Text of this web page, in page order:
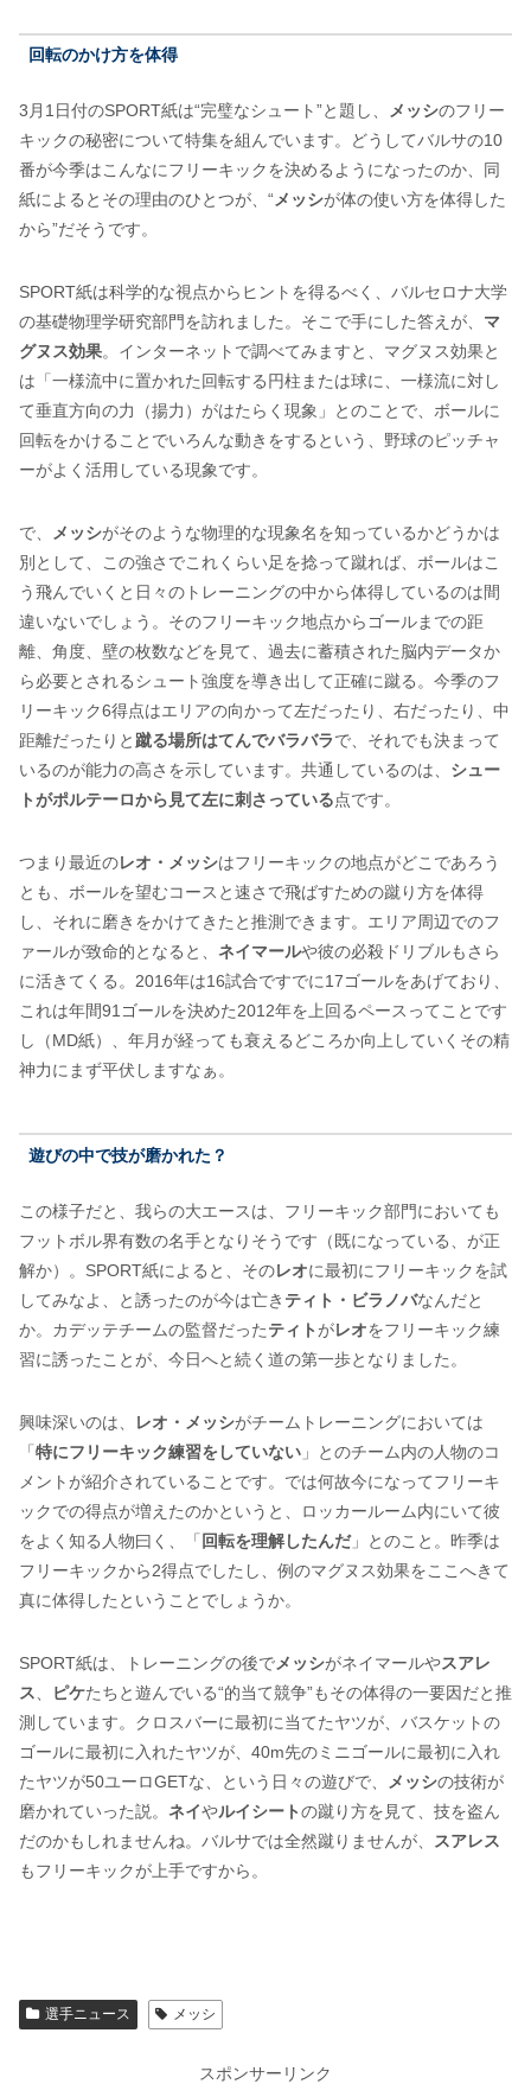
回転のかけ方を体得
3月1日付のSPORT紙は“完璧なシュート”と題し、 メッシのフリー
キックの秘密について特集を組んでいます。どうしてバルサの10
番が今季はこんなにフリーキックを決めるようになったのか、同
紙によるとその理由のひとつが、“ メッシが体の使い方を体得した
から”だそうです。
SPORT紙は科学的な視点からヒントを得るべく、バルセロナ大学
の基礎物理学研究部門を訪れました。そこで手にした答えが、 マ
グヌス効果。インターネットで調べてみますと、マグヌス効果と
は「一様流中に置かれた回転する円柱または球に、一様流に対し
て垂直方向の力（揚力）がはたらく現象」とのことで、ボールに
回転をかけることでいろんな動きをするという、野球のピッチャ
ーがよく活用している現象です。
で、 メッシがそのような物理的な現象名を知っているかどうかは
別として、この強さでこれくらい足を捻って蹴れば、ボールはこ
う飛んでいくと日々のトレーニングの中から体得しているのは間
違いないでしょう。そのフリーキック地点からゴールまでの距
離、角度、壁の枚数などを見て、過去に蓄積された脳内データか
ら必要とされるシュート強度を導き出して正確に蹴る。今季のフ
リーキック6得点はエリアの向かって左だったり、右だったり、中
距離だったりと 蹴る場所はてんでバラバラで、それでも決まって
いるのが能力の高さを示しています。共通しているのは、 シュー
トがポルテーロから見て左に刺さっている点です。
つまり最近のレオ・メッシはフリーキックの地点がどこであろう
とも、ボールを望むコースと速さで飛ばすための蹴り方を体得
し、それに磨きをかけてきたと推測できます。エリア周辺でのフ
ァールが致命的となると、 ネイマールや彼の必殺ドリブルもさら
に活きてくる。2016年は16試合ですでに17ゴールをあげており、
これは年間91ゴールを決めた2012年を上回るペースってことです
し（MD紙）、年月が経っても衰えるどころか向上していくその精
神力にまず平伏しますなぁ。
遊びの中で技が磨かれた？
この様子だと、我らの大エースは、フリーキック部門においても
フットボル界有数の名手となりそうです（既になっている、が正
解か）。SPORT紙によると、そのレオに最初にフリーキックを試
してみなよ、と誘ったのが今は亡き ティト・ビラノバなんだと
か。カデッテチームの監督だったティト がレオをフリーキック練
習に誘ったことが、今日へと続く道の第一歩となりました。
興味深いのは、 レオ・メッシがチームトレーニングにおいては
「特にフリーキック練習をしていない 」とのチーム内の人物のコ
メントが紹介されていることです。では何故今になってフリーキ
ックでの得点が増えたのかというと、ロッカールーム内にいて彼
をよく知る人物曰く、「回転を理解したんだ」とのこと。昨季は
フリーキックから2得点でしたし、例のマグヌス効果をここへきて
真に体得したということでしょうか。
SPORT紙は、トレーニングの後でメッシがネイマールやスアレ
ス
ピケたちと遊んでいる“的当て競争”もその体得の一要因だと推
測しています。クロスバーに最初に当てたヤツが、バスケットの
ゴールに最初に入れたヤツが、40m先のミニゴールに最初に入れ
たヤツが50ユーロGETな、という日々の遊びで、
メッシの技術が
磨かれていった説。 ネイやルイシートの蹴り方を見て、技を盗ん
だのかもしれませんね。バルサでは全然蹴りませんが、
スアレス
もフリーキックが上手ですから。
選手ニュース メッシ
スポンサーリンク